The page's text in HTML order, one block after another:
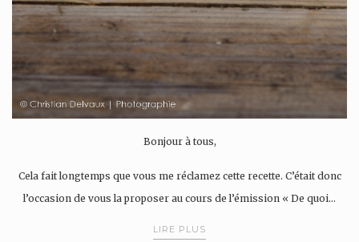
Bonjour à tous,
Cela fait longtemps que vous me réclamez cette recette. C’était donc
l’occasion de vous la proposer au cours de l’émission « De quoi…
LIRE PLUS